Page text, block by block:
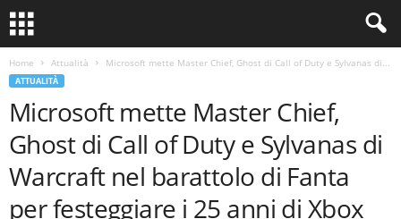
Home Attualità Microsoft mette Master Chief, Ghost di Call of Duty e Sylvanas di...
ATTUALITÀ
Microsoft mette Master Chief,
Ghost di Call of Duty e Sylvanas di
Warcraft nel barattolo di Fanta
per festeggiare i 25 anni di Xbox